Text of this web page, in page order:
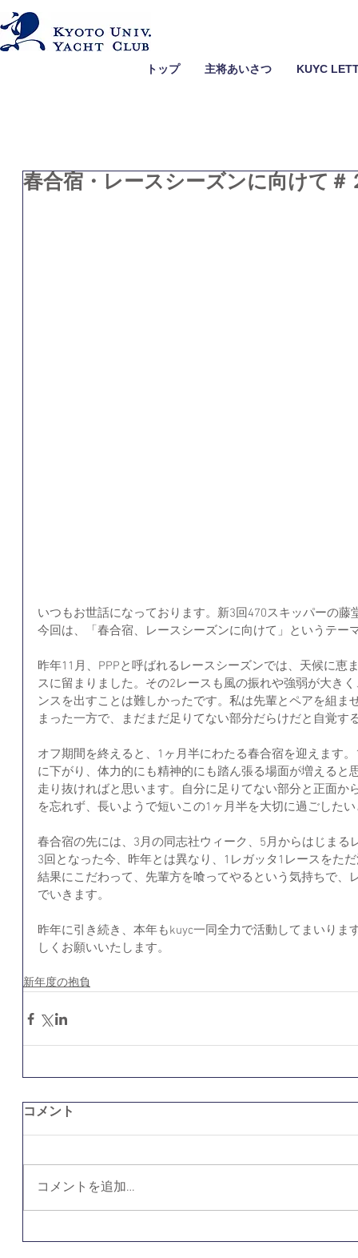
トップ 主将あいさつ KUYC
春合宿・レースシーズンに向けて＃
いつもお世話になっております。新3回470スキッパーの藤
今回は、「春合宿、レースシーズンに向けて」というテー
昨年11月、PPPと呼ばれるレースシーズンでは、天候に恵
スに留まりました。その2レースも風の振れや強弱が大き
ンスを出すことは難しかったです。私は先輩とペアを組ま
まった一方で、まだまだ足りてない部分だらけだと自覚す
オフ期間を終えると、1ヶ月半にわたる春合宿を迎えます
に下がり、体力的にも精神的にも踏ん張る場面が増えると
走り抜ければと思います。自分に足りてない部分と正面か
を忘れず、長いようで短いこの1ヶ月半を大切に過ごした
春合宿の先には、3月の同志社ウィーク、5月からはじまる
3回となった今、昨年とは異なり、1レガッタ1レースをた
結果にこだわって、先輩方を喰ってやるという気持ちで、
でいきます。
昨年に引き続き、本年もkuyc一同全力で活動してまいりま
しくお願いいたします。
新年度の抱負
コメント
コメントを追加…